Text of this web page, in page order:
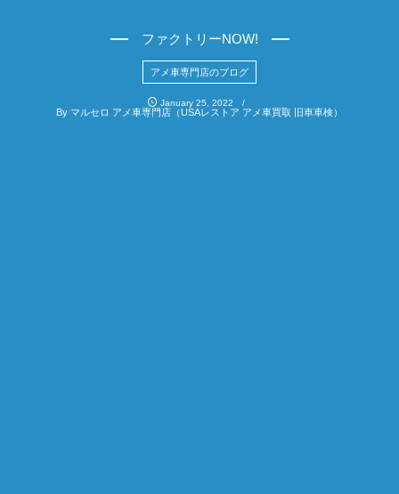
ファクトリーNOW!
アメ車専門店のブログ
January 25, 2022
By マルセロ アメ車専門店（USAレストア アメ車買取 旧車車検）